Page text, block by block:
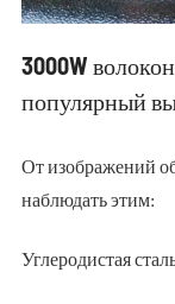
3000W
популярный
От изображений
наблюдать этим:
Углеродистая